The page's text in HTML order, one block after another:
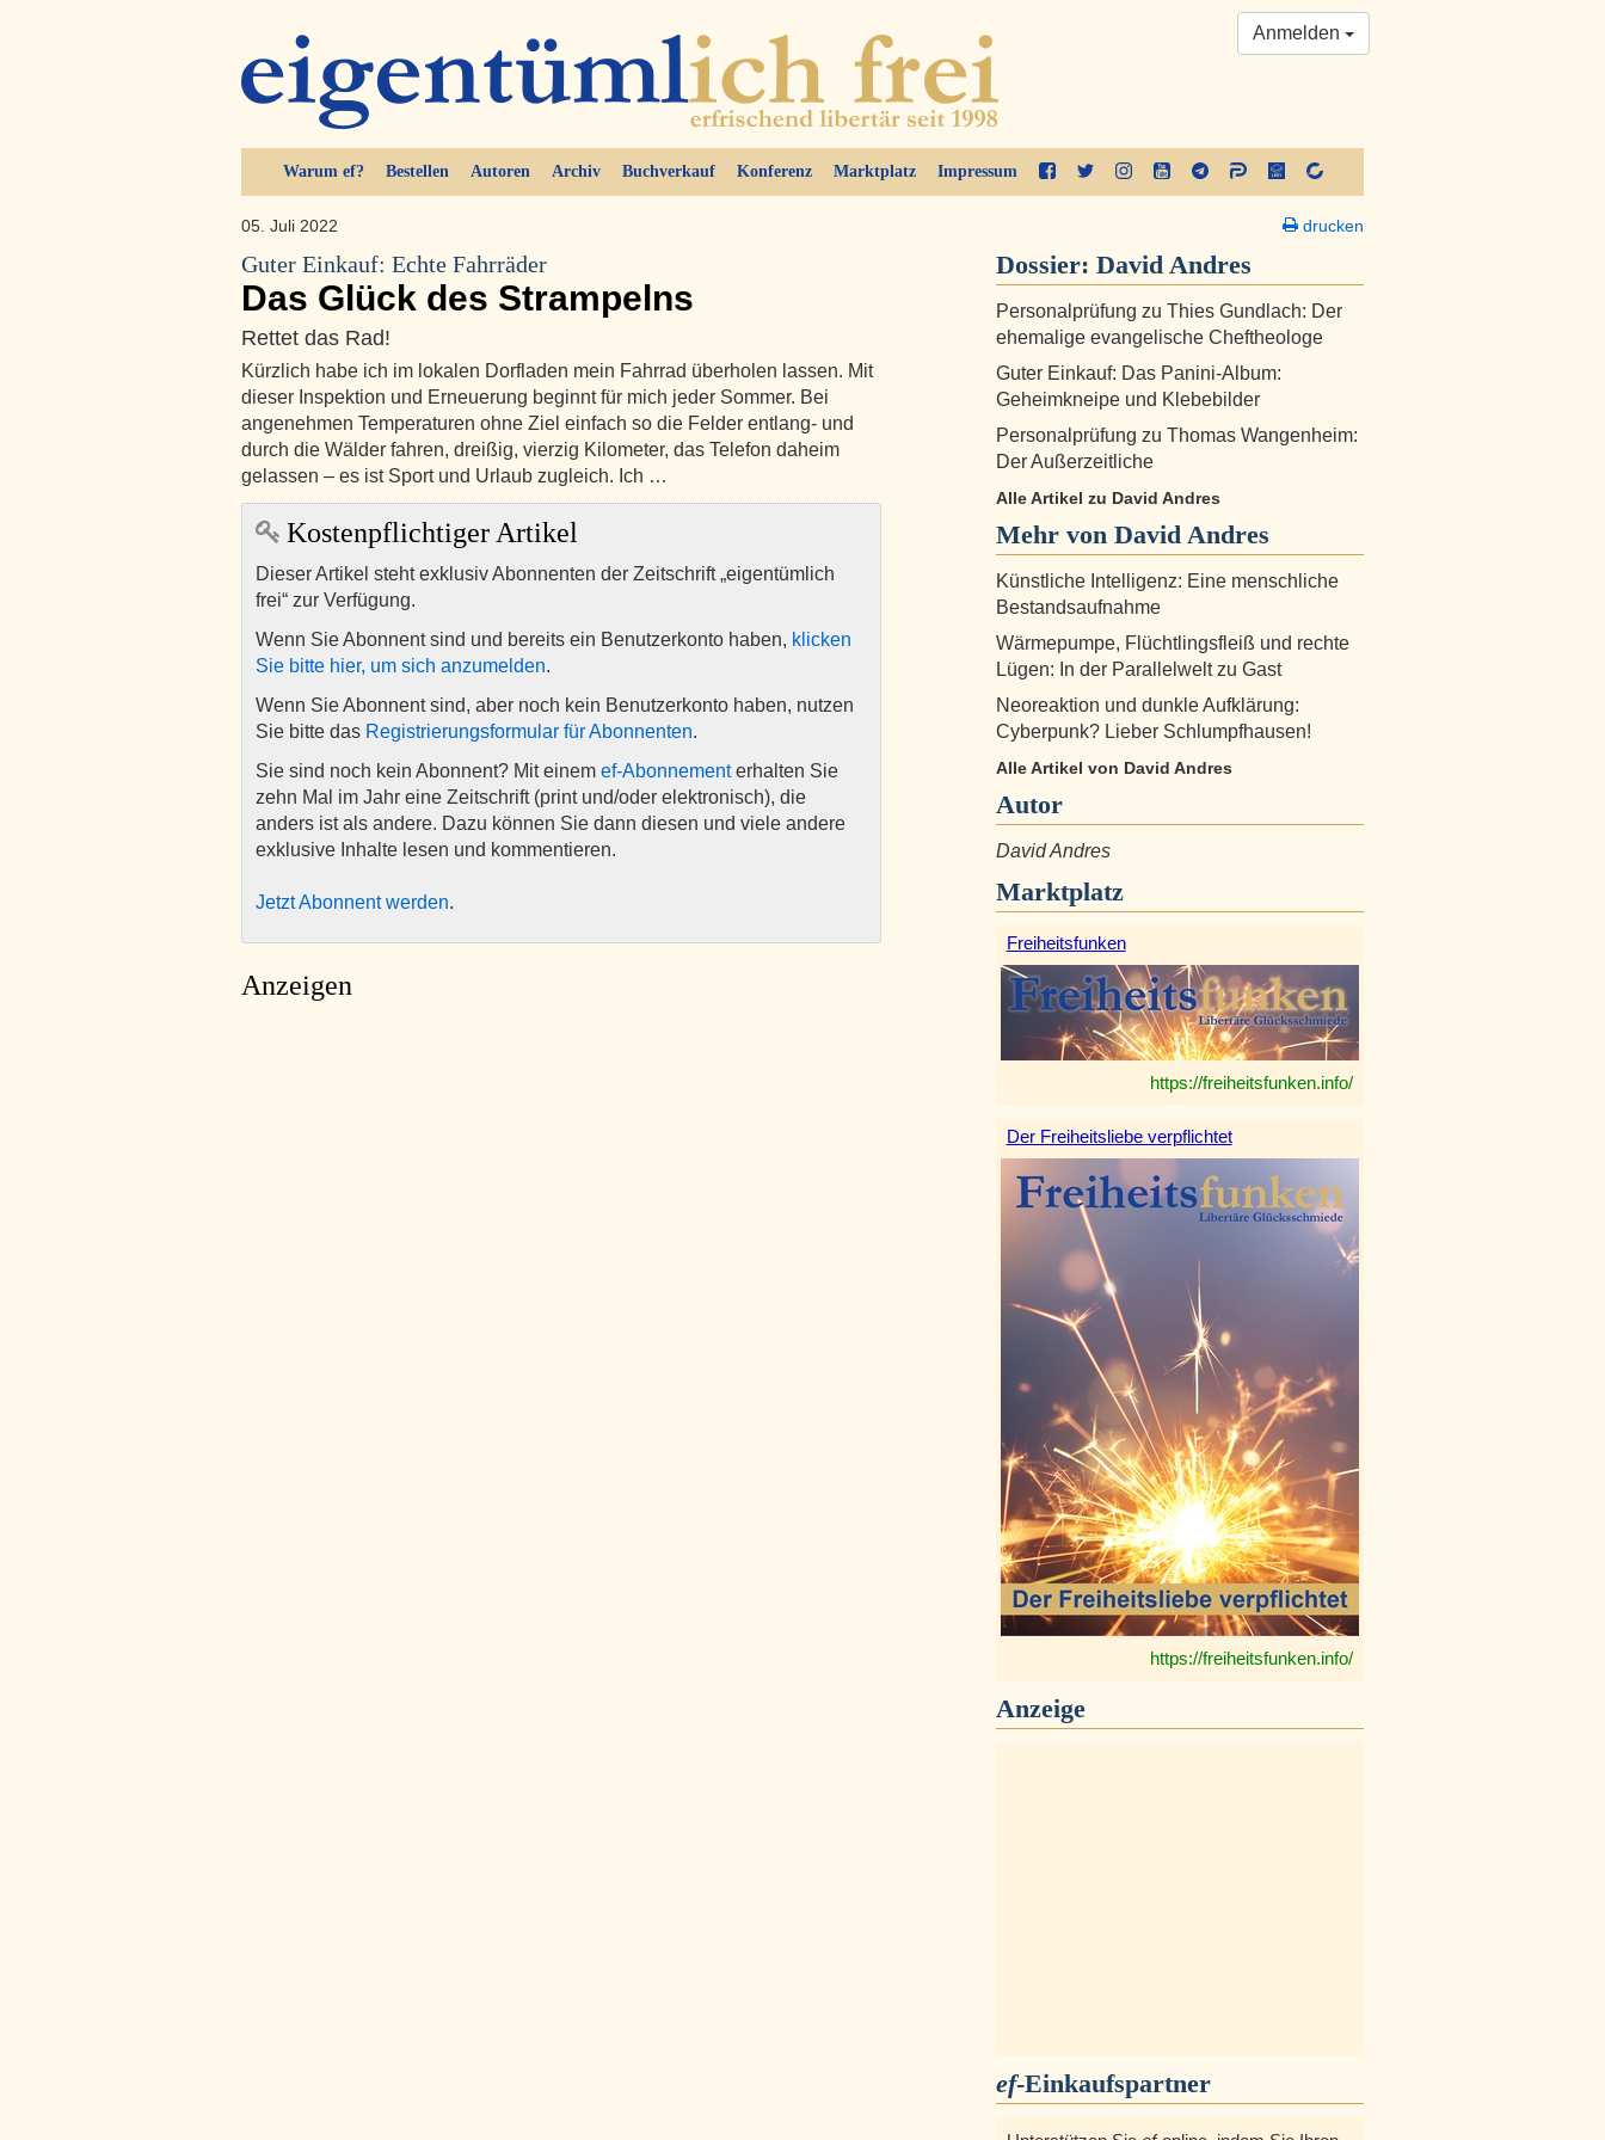
Warum ef? Bestellen Autoren Archiv Buchverkauf Konferenz Marktplatz Impressum
Anmelden
05. Juli 2022
Guter Einkauf: Echte Fahrräder
Das Glück des Strampelns
Rettet das Rad!
Kürzlich habe ich im lokalen Dorfladen mein Fahrrad überholen lassen. Mit
dieser Inspektion und Erneuerung beginnt für mich jeder Sommer. Bei
angenehmen Temperaturen ohne Ziel einfach so die Felder entlang- und
durch die Wälder fahren, dreißig, vierzig Kilometer, das Telefon daheim
gelassen – es ist Sport und Urlaub zugleich. Ich …
Kostenpflichtiger Artikel
Dieser Artikel steht exklusiv Abonnenten der Zeitschrift „eigentümlich
frei“ zur Verfügung.
Wenn Sie Abonnent sind und bereits ein Benutzerkonto haben, klicken
Sie bitte hier, um sich anzumelden.
Wenn Sie Abonnent sind, aber noch kein Benutzerkonto haben, nutzen
Sie bitte das Registrierungsformular für Abonnenten.
Sie sind noch kein Abonnent? Mit einem ef-Abonnementerhalten Sie
zehn Mal im Jahr eine Zeitschrift (print und/oder elektronisch), die
anders ist als andere. Dazu können Sie dann diesen und viele andere
exklusive Inhalte lesen und kommentieren.
Jetzt Abonnent werden.
Anzeigen
drucken
Dossier: David Andres
Personalprüfung zu Thies Gundlach: Der
ehemalige evangelische Cheftheologe
Guter Einkauf: Das Panini-Album:
Geheimkneipe und Klebebilder
Personalprüfung zu Thomas Wangenheim:
Der Außerzeitliche
Alle Artikel zu David Andres
Mehr von David Andres
Künstliche Intelligenz: Eine menschliche
Bestandsaufnahme
Wärmepumpe, Flüchtlingsfleiß und rechte
Lügen: In der Parallelwelt zu Gast
Neoreaktion und dunkle Aufklärung:
Cyberpunk? Lieber Schlumpfhausen!
Alle Artikel von David Andres
Autor
David Andres
Marktplatz
Freiheitsfunken
https://freiheitsfunken.info/
Der Freiheitsliebe verpflichtet
https://freiheitsfunken.info/
Anzeige
ef-Einkaufspartner